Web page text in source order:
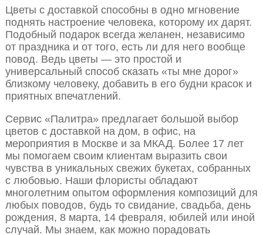
Цветы с доставкой способны в одно мгновение
поднять настроение человека, которому их дарят.
Подобный подарок всегда желанен, независимо
от праздника и от того, есть ли для него вообще
повод. Ведь цветы — это простой и
универсальный способ сказать «ты мне дорог»
близкому человеку, добавить в его будни красок и
приятных впечатлений.
Сервис «Палитра» предлагает большой выбор
цветов с доставкой на дом, в офис, на
мероприятия в Москве и за МКАД. Более 17 лет
мы помогаем своим клиентам выразить свои
чувства в уникальных свежих букетах, собранных
с любовью. Наши флористы обладают
многолетним опытом оформления композиций для
любых поводов, будь то свидание, свадьба, день
рождения, 8 марта, 14 февраля, юбилей или иной
случай. Мы знаем, как можно порадовать